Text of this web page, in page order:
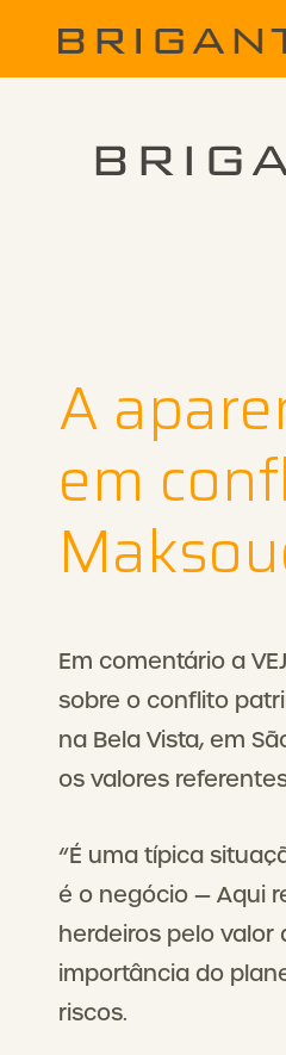
A
em
Em comentário a
sobre o conflito
na Bela Vista, em
os valores
“É uma típica
é o negócio — Aqui
herdeiros pelo valor
importância do
riscos.